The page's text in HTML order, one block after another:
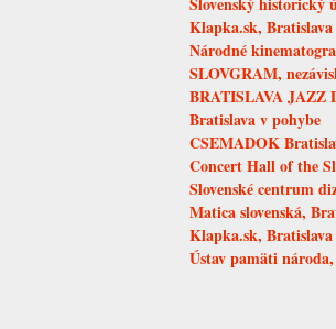
Klapka.sk, Bratislava
Národné
SLOVGRAM,
BRATISLAVA JAZZ
Bratislava v pohybe
CSEMADOK
Concert Hall of the
Slovenské centrum
Matica slovenská,
Klapka.sk, Bratislava
Ústav pamäti